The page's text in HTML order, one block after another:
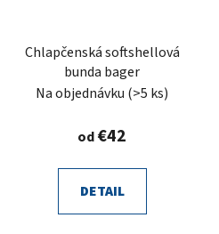
Chlapčenská softshellová
bunda bager
Na objednávku (>5 ks)
od€42
DETAIL